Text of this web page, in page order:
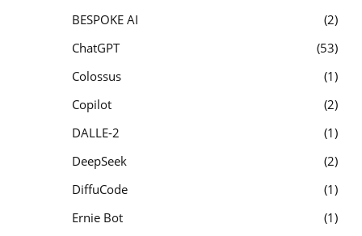
BESPOKE AI
2
ChatGPT
53
Colossus
1
Copilot
2
DALLE-2
1
DeepSeek
2
DiffuCode
1
Ernie Bot
1